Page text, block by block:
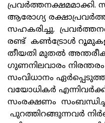
ആരോഗ്യ
സഹകരിച്ചു.
രണ്ട് കണ്‍ട്രോള്‍
തീയതി മുതല്‍
ഗുണനിലവാരം
സംവിധാനം
വയോധികര്‍
സംരക്ഷണം
പുറത്തിറങ്ങുന്നവര്‍